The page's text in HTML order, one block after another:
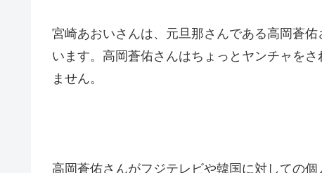
宮崎あおいさんは、元旦那さんである高岡蒼
います。高岡蒼佑さんはちょっとヤンチャを
ません。
高岡蒼佑さんがフジテレビや韓国に対しての